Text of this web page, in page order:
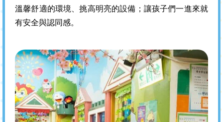
溫馨舒適的環境、挑高明亮的設備；讓孩子們一進來就
有安全與認同感。